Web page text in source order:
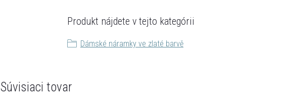
Produkt nájdete v tejto kategórii
Dámské náramky ve zlaté barvě
Súvisiaci tovar